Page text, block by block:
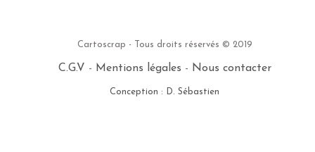
Cartoscrap - Tous droits réservés © 2019
C.G.V - Mentions légales - Nous contacter
Conception : D. Sébastien